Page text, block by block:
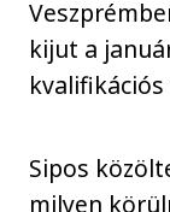
kijut a
Sipos
milyen